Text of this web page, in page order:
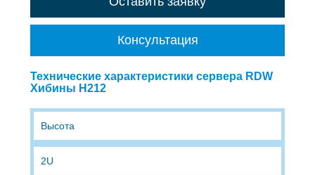
Консультация
Технические характеристики сервера RDW
Хибины H212
Высота
2U